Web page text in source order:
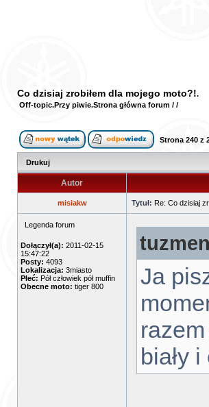
Co dzisiaj zrobiłem dla mojego moto?!
Strona główna forum /
Off-topic /
Przy piwie
Strona 240 z
Drukuj
Autor
misiakw Tytuł: Re: Co dzisiaj
Legenda forum
Dołączył(a): 2011-02-15
15:47:22
Posty: 4093
Lokalizacja: 3miasto
Płeć: Pół człowiek pół muffin
Obecne moto: tiger 800
Ja
biały